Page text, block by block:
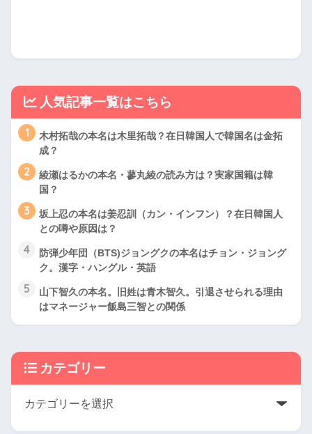
人気記事一覧はこちら
1
木村拓哉の本名は木里拓哉？在日韓国人で韓国名は金拓
成？
2
綾瀬はるかの本名・蓼丸綾の読み方は？実家国籍は韓
国？
3
坂上忍の本名は姜忍訓（カン・インフン）？在日韓国人
との噂や原因は？
4
防弾少年団（BTS)ジョングクの本名はチョン・ジョング
ク。漢字・ハングル・英語
5
山下智久の本名。旧姓は青木智久。引退させられる理由
はマネージャー飯島三智との関係
カテゴリー